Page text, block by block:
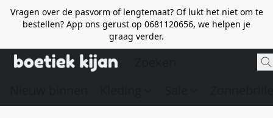
Vragen over de pasvorm of lengtemaat? Of lukt het niet om te
bestellen? App ons gerust op 0681120656, we helpen je
graag verder.